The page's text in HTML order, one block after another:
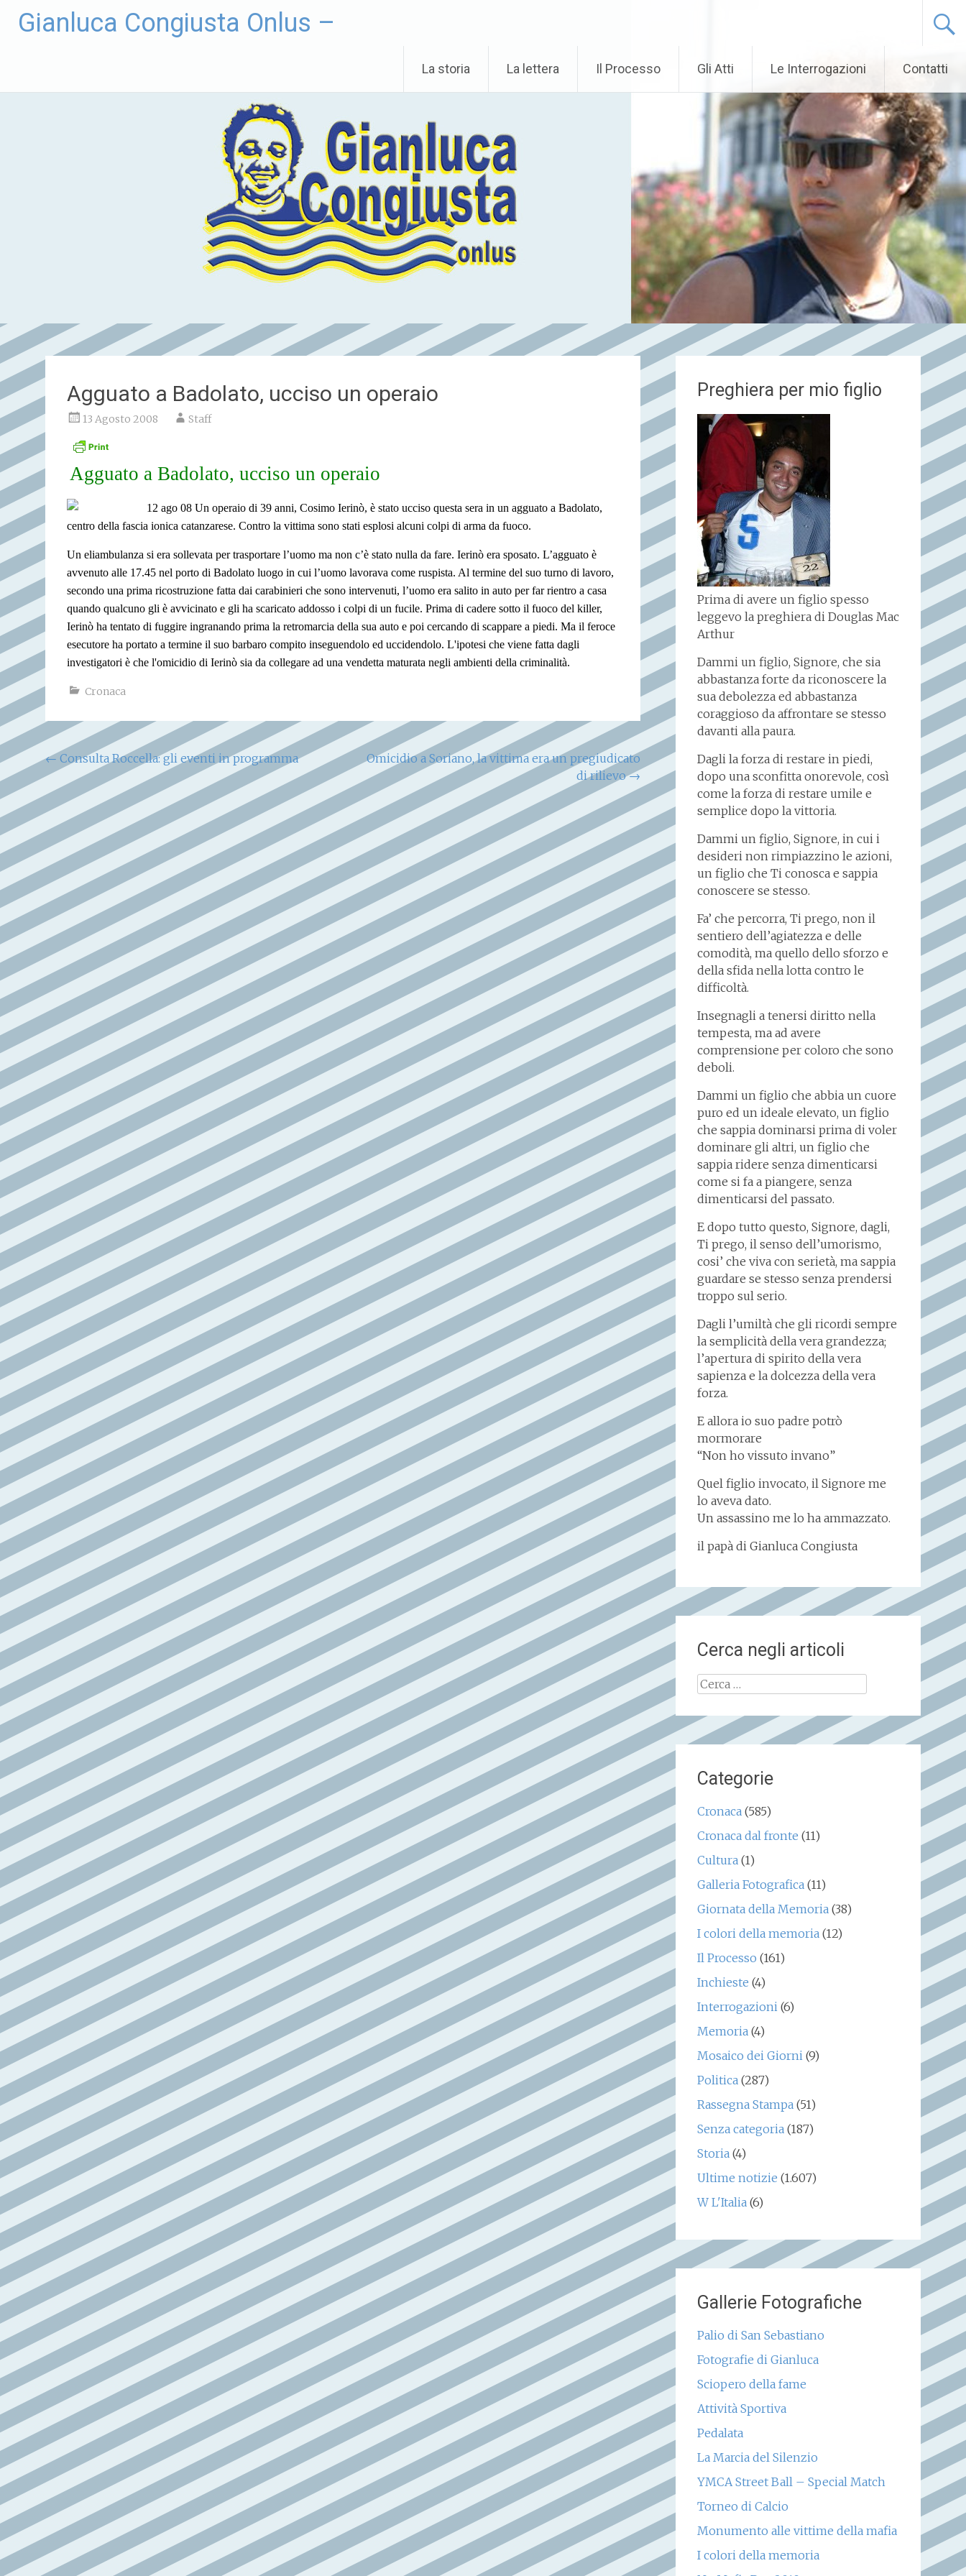
Gianluca Congiusta Onlus –
La storia La lettera Il Processo Gli Atti Le Interrogazioni Contatti
Agguato a Badolato, ucciso un operaio
13 Agosto 2008 Staff
Agguato a Badolato, ucciso un operaio
12 ago 08 Un operaio di 39 anni, Cosimo Ierinò, è stato ucciso questa sera in un agguato a Badolato,
centro della fascia ionica catanzarese. Contro la vittima sono stati esplosi alcuni colpi di arma da fuoco.
Un eliambulanza si era sollevata per trasportare l’uomo ma non c’è stato nulla da fare. Ierinò era sposato. L’agguato è
avvenuto alle 17.45 nel porto di Badolato luogo in cui l’uomo lavorava come ruspista. Al termine del suo turno di lavoro,
secondo una prima ricostruzione fatta dai carabinieri che sono intervenuti, l’uomo era salito in auto per far rientro a casa
quando qualcuno gli è avvicinato e gli ha scaricato addosso i colpi di un fucile. Prima di cadere sotto il fuoco del killer,
Ierinò ha tentato di fuggire ingranando prima la retromarcia della sua auto e poi cercando di scappare a piedi. Ma il feroce
esecutore ha portato a termine il suo barbaro compito inseguendolo ed uccidendolo. L'ipotesi che viene fatta dagli
investigatori è che l'omicidio di Ierinò sia da collegare ad una vendetta maturata negli ambienti della criminalità.
Cronaca
Navigazione
articoli
← Consulta Roccella: gli eventi in programma
Omicidio a Soriano, la vittima era un pregiudicato
di rilievo→
Preghiera per mio figlio
Prima di avere un figlio spesso
leggevo la preghiera di Douglas Mac
Arthur
Dammi un figlio, Signore, che sia
abbastanza forte da riconoscere la
sua debolezza ed abbastanza
coraggioso da affrontare se stesso
davanti alla paura.
Dagli la forza di restare in piedi,
dopo una sconfitta onorevole, così
come la forza di restare umile e
semplice dopo la vittoria.
Dammi un figlio, Signore, in cui i
desideri non rimpiazzino le azioni,
un figlio che Ti conosca e sappia
conoscere se stesso.
Fa’ che percorra, Ti prego, non il
sentiero dell’agiatezza e delle
comodità, ma quello dello sforzo e
della sfida nella lotta contro le
difficoltà.
Insegnagli a tenersi diritto nella
tempesta, ma ad avere
comprensione per coloro che sono
deboli.
Dammi un figlio che abbia un cuore
puro ed un ideale elevato, un figlio
che sappia dominarsi prima di voler
dominare gli altri, un figlio che
sappia ridere senza dimenticarsi
come si fa a piangere, senza
dimenticarsi del passato.
E dopo tutto questo, Signore, dagli,
Ti prego, il senso dell’umorismo,
cosi’ che viva con serietà, ma sappia
guardare se stesso senza prendersi
troppo sul serio.
Dagli l’umiltà che gli ricordi sempre
la semplicità della vera grandezza;
l’apertura di spirito della vera
sapienza e la dolcezza della vera
forza.
E allora io suo padre potrò
mormorare
“Non ho vissuto invano”
Quel figlio invocato, il Signore me
lo aveva dato.
Un assassino me lo ha ammazzato.
il papà di Gianluca Congiusta
Cerca negli articoli
Ricerca
Categorie
Cronaca(585)
Cronaca dal fronte (11)
Cultura(1)
Galleria Fotografica(11)
Giornata della Memoria(38)
I colori della memoria(12)
Il Processo (161)
Inchieste (4)
Interrogazioni(6)
Memoria(4)
Mosaico dei Giorni(9)
Politica(287)
Rassegna Stampa(51)
Senza categoria(187)
Storia(4)
Ultime notizie (1.607)
W L'Italia(6)
Gallerie Fotografiche
Palio di San Sebastiano
Fotografie di Gianluca
Sciopero della fame
Attività Sportiva
Pedalata
La Marcia del Silenzio
YMCA Street Ball – Special Match
Torneo di Calcio
Monumento alle vittime della mafia
I colori della memoria